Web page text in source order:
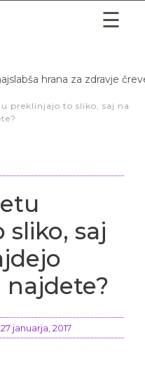
hrana za zdravje
preklinjajo to sliko, saj na
saj
najdete?
27 januarja, 2017